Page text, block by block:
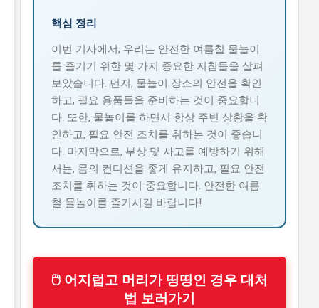
핵심 정리
이번 기사에서, 우리는 안전한 여름철 물놀이
를 즐기기 위한 몇 가지 중요한 지침들을 살펴
보았습니다. 먼저, 물놀이 장소의 안전을 확인
하고, 필요 용품들을 준비하는 것이 중요합니
다. 또한, 물놀이를 하면서 항상 주변 상황을 확
인하고, 필요 안전 조치를 취하는 것이 좋습니
다. 마지막으로, 부상 및 사고를 예방하기 위해
서는, 몸의 컨디션을 좋게 유지하고, 필요 안전
조치를 취하는 것이 중요합니다. 안전한 여름
철 물놀이를 즐기시길 바랍니다!
🖱 어지럽고 머리가 띵띵인 경우 대처
법 보러가기